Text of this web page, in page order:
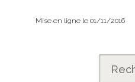
Mise en ligne le 01/11/2016